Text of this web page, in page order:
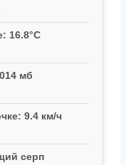
16.8°C
мб
9.4 км/ч
серп